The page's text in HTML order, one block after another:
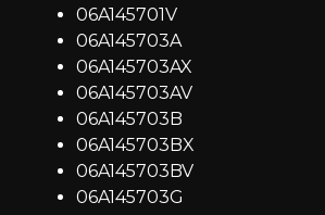
06A145701V
06A145703A
06A145703AX
06A145703AV
06A145703B
06A145703BX
06A145703BV
06A145703G